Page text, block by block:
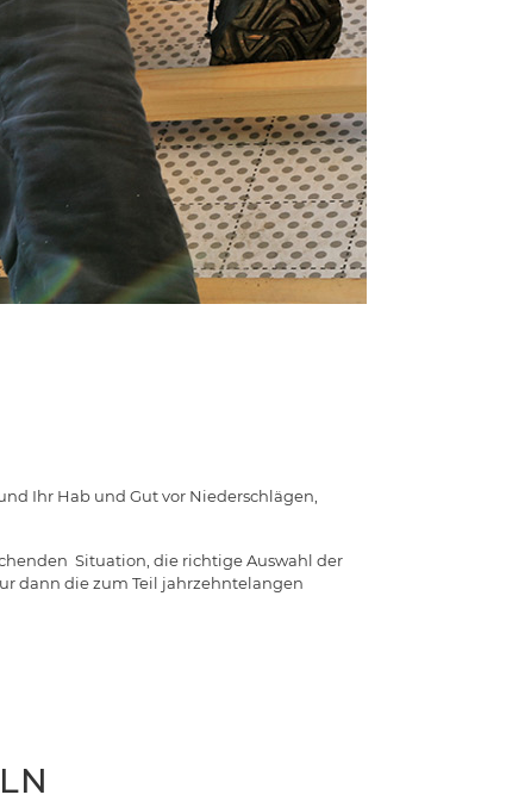
Ihr Hab und Gut vor Niederschlägen,
Situation, die richtige Auswahl der
dann die zum Teil jahrzehntelangen